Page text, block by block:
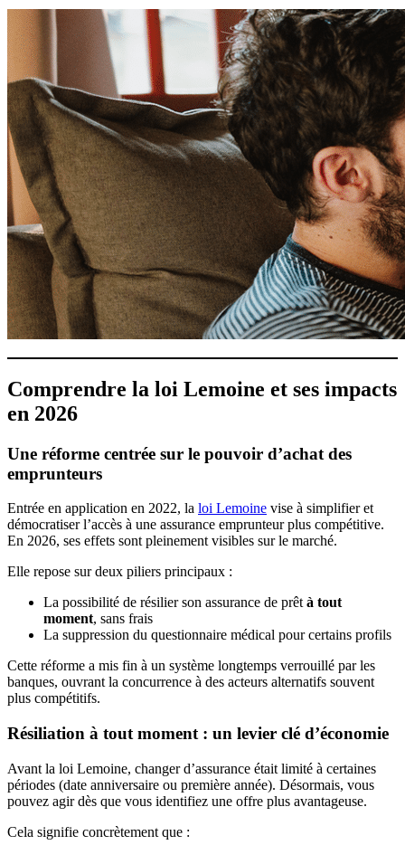
ne assurance emprunteur
adaptée à votre profil
Obtenir un tarif
Réduire le coût de votre
assurance de prêt
Obtenir un tarif
Tout savoir sur l'assurance de
prêt
Obtenir un tarif
Comprendre la loi Lemoine et ses impacts
en 2026
Une réforme centrée sur le pouvoir d’achat des
emprunteurs
Entrée en application en 2022, la loi Lemoine vise à simplifier et
démocratiser l’accès à une assurance emprunteur plus compétitive.
En 2026, ses effets sont pleinement visibles sur le marché.
Elle repose sur deux piliers principaux :
La possibilité de résilier son assurance de prêtà tout
moment, sans frais
La suppression du questionnaire médical pour certains profils
Cette réforme a mis fin à un système longtemps verrouillé par les
banques, ouvrant la concurrence à des acteurs alternatifs souvent
plus compétitifs.
Résiliation à tout moment : un levier clé d’économie
Avant la loi Lemoine, changer d’assurance était limité à certaines
périodes (date anniversaire ou première année). Désormais, vous
pouvez agir dès que vous identifiez une offre plus avantageuse.
Cela signifie concrètement que :